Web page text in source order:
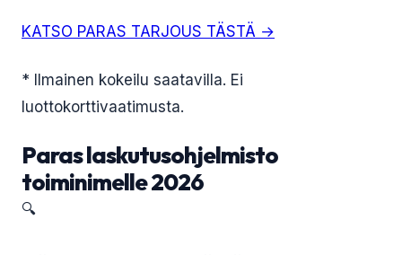
KATSO PARAS TARJOUS TÄSTÄ →
* Ilmainen kokeilu saatavilla. Ei
luottokorttivaatimusta.
Paras laskutusohjelmisto
toiminimelle 2026
🔍